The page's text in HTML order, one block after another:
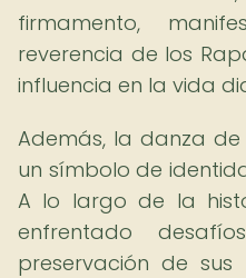
firmamento,
reverencia de los
influencia en la vida
Además, la danza
un símbolo de
A lo largo de la
enfrentado
preservación de sus